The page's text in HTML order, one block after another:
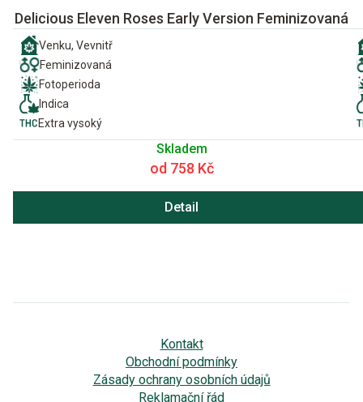
Delicious Eleven Roses Early Version Feminizovaná
Venku, Vevnitř
Feminizovaná
Fotoperioda
Indica
Extra vysoký
Skladem
od 758 Kč
Detail
Kontakt
Obchodní podmínky
Zásady ochrany osobních údajů
Reklamační řád